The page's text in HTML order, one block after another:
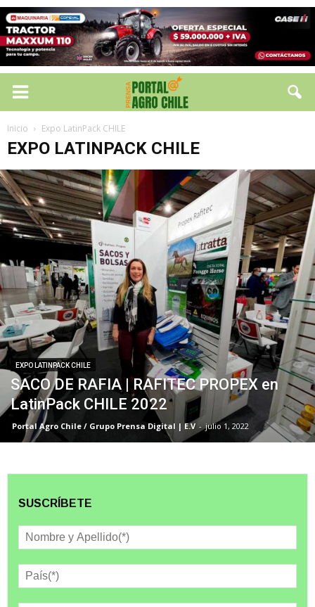
Inicio Expo LatinPack CHILE
EXPO LATINPACK CHILE
EXPO LATINPACK CHILE
SACO DE RAFIA | RAFITEC PROPEX en
LatinPack CHILE 2022
Portal Agro Chile / Grupo Prensa Digital | E.V - julio 1, 2022
SUSCRÍBETE